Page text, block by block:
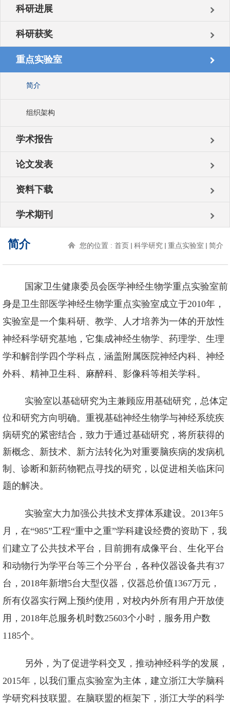
科研进展
科研获奖
重点实验室
简介
组织架构
学术报告
论文发表
资料下载
学术期刊
简介 您的位置 : 首页 科学研究 重点实验室 简介
国家卫生健康委员会医学神经生物学重点实验室前
身是卫生部医学神经生物学重点实验室成立于2010年，
实验室是一个集科研、教学、人才培养为一体的开放性
神经科学研究基地，它集成神经生物学、药理学、生理
学和解剖学四个学科点，涵盖附属医院神经内科、神经
外科、精神卫生科、麻醉科、影像科等相关学科。
实验室以基础研究为主兼顾应用基础研究，总体定
位和研究方向明确。重视基础神经生物学与神经系统疾
病研究的紧密结合，致力于通过基础研究，将所获得的
新概念、新技术、新方法转化为对重要脑疾病的发病机
制、诊断和新药物靶点寻找的研究，以促进相关临床问
题的解决。
实验室大力加强公共技术支撑体系建设。 2013年5
月，在“985”工程“重中之重”学科建设经费的资助下，我
们建立了公共技术平台，目前拥有成像平台、生化平台
和动物行为学平台等三个分平台，各种仪器设备共有37
台， 2018年新增5台大型仪器，仪器总价值1367万元，
所有仪器实行网上预约使用，对校内外所有用户开放使
用， 2018年总服务机时数25603个小时，服务用户数
1185个。
另外，为了促进学科交叉，推动神经科学的发展，
2015年，以我们重点实验室为主体，建立浙江大学脑科
学研究科技联盟。在脑联盟的框架下，浙江大学的科学